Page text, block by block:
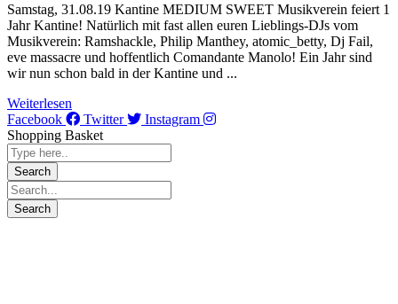
Samstag, 31.08.19 Kantine MEDIUM SWEET Musikverein feiert 1
Jahr Kantine! Natürlich mit fast allen euren Lieblings-DJs vom
Musikverein: Ramshackle, Philip Manthey, atomic_betty, Dj Fail,
eve massacre und hoffentlich Comandante Manolo! Ein Jahr sind
wir nun schon bald in der Kantine und ...
Weiterlesen
Facebook
Twitter
Instagram
Shopping Basket